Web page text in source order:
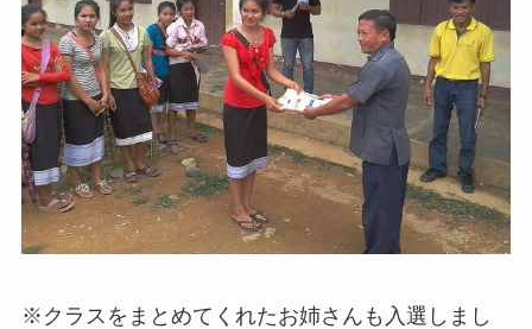
※クラスをまとめてくれたお姉さんも入選しまし